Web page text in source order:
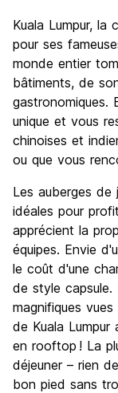
Culture
Sortir le soir /
Bonnes affaires
Kuala Lumpur, la
pour ses
monde entier
bâtiments, de
gastronomiques.
unique et vous
chinoises et
ou que vous
Les auberges de
idéales pour
apprécient la
équipes. Envie
le coût d'une
de style capsule.
magnifiques
de Kuala
en rooftop ! La
déjeuner – rien
bon pied sans